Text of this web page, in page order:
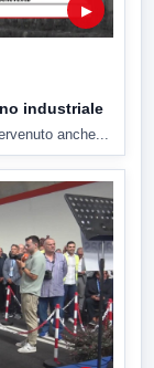
▶
industriale
anche...